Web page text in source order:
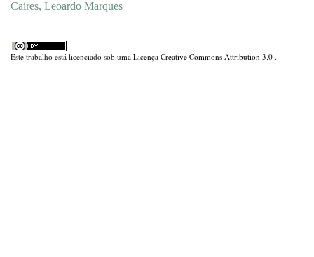
Caires, Leoardo Marques
Este trabalho está licenciado sob uma Licença Creative Commons Attribution 3.0 .